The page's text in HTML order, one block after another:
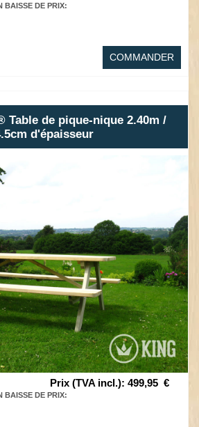
BAISSE DE PRIX:
COMMANDER
Table de pique-nique 2.40m /
d'épaisseur
Prix (TVA incl.): 499,95 €
BAISSE DE PRIX: